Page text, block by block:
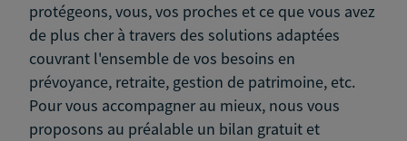
protégeons, vous, vos proches et ce que vous avez
de plus cher à travers des solutions adaptées
couvrant l'ensemble de vos besoins en
prévoyance, retraite, gestion de patrimoine, etc.
Pour vous accompagner au mieux, nous vous
proposons au préalable un bilan gratuit et